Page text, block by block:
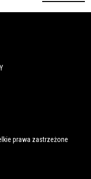
prawa zastrzeżone